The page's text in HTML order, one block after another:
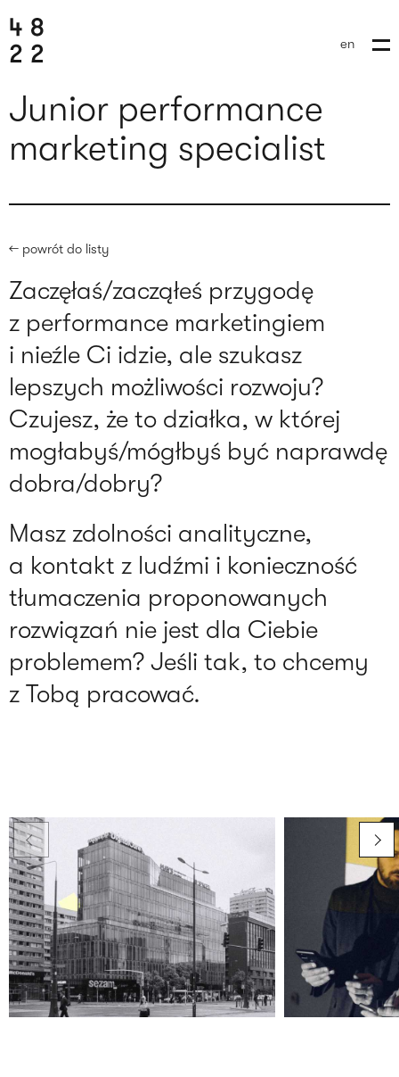
wyślij brief
en
junior performance
marketing specialist
← powrót do listy
Zaczęłaś/zacząłeś przygodę
z performance marketingiem
i nieźle Ci idzie, ale szukasz
lepszych możliwości rozwoju?
Czujesz, że to działka, w której
mogłabyś/mógłbyś być naprawdę
dobra/dobry?
Masz zdolności analityczne,
a kontakt z ludźmi i konieczność
tłumaczenia proponowanych
rozwiązań nie jest dla Ciebie
problemem? Jeśli tak, to chcemy
z Tobą pracować.